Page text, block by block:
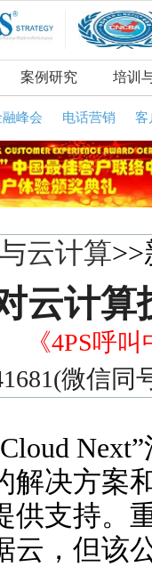
案例研究 培训
融峰会 电话营销 客
云计算>>
云计算
《4PS呼
微信
解决方案
供支持。
云，但该